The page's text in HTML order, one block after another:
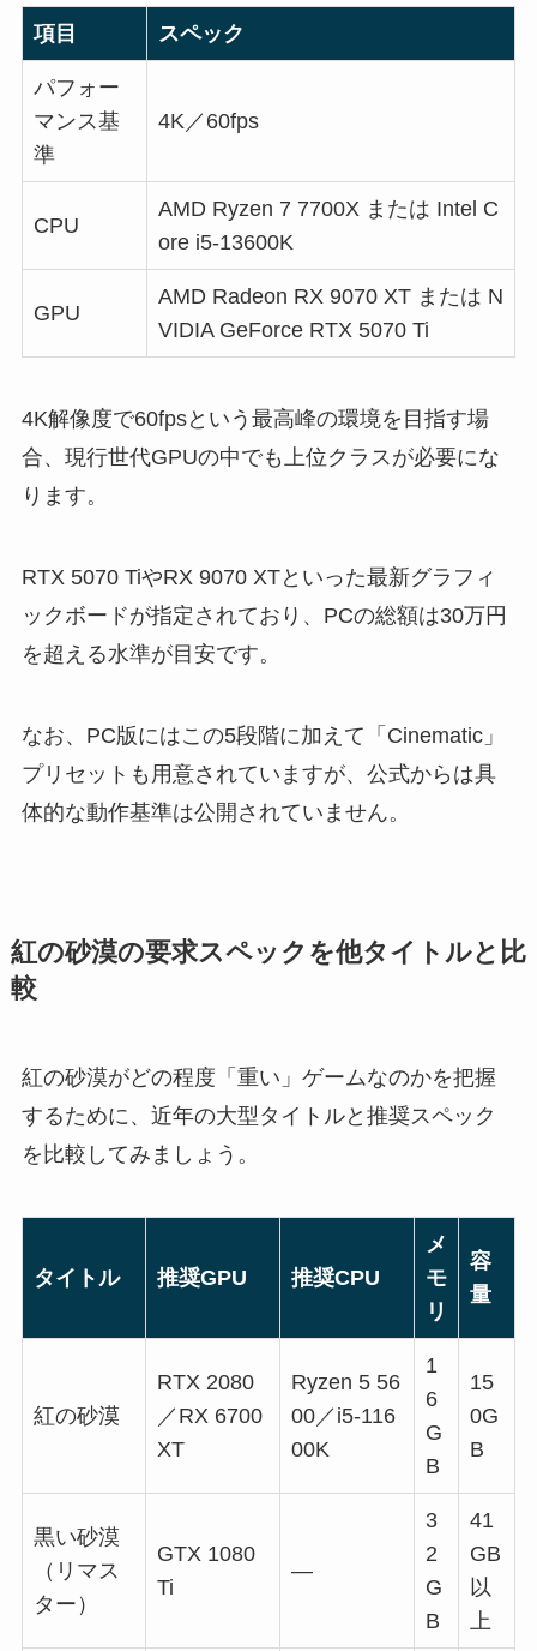
項目 スペック
パフォー
マンス基
準
4K／60fps
CPU
AMD Ryzen 7 7700X または Intel C
ore i5-13600K
GPU
AMD Radeon RX 9070 XT または N
VIDIA GeForce RTX 5070 Ti
4K解像度で60fpsという最高峰の環境を目指す場
合、現行世代GPUの中でも上位クラスが必要にな
ります。
RTX 5070 TiやRX 9070 XTといった最新グラフィ
ックボードが指定されており、PCの総額は30万円
を超える水準が目安です。
なお、PC版にはこの5段階に加えて「Cinematic」
プリセットも用意されていますが、公式からは具
体的な動作基準は公開されていません。
紅の砂漠の要求スペックを他タイトルと比
較
紅の砂漠がどの程度「重い」ゲームなのかを把握
するために、近年の大型タイトルと推奨スペック
を比較してみましょう。
タイトル 推奨GPU 推奨CPU
メ
モ
リ
容
量
紅の砂漠
RTX 2080
／RX 6700
XT
Ryzen 5 56
00／i5-116
00K
1
6
G
B
15
0G
B
黒い砂漠
（リマス
ター）
GTX 1080
Ti
—
3
2
G
B
41
GB
以
上